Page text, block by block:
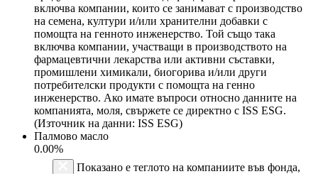
включва компании, които се занимават с производство
на семена, култури и/или хранителни добавки с
помощта на генното инженерство. Той също така
включва компании, участващи в производството на
фармацевтични лекарства или активни съставки,
промишлени химикали, биогорива и/или други
потребителски продукти с помощта на генно
инженерство. Ако имате въпроси относно данните на
компанията, моля, свържете се директно с ISS ESG.
(Източник на данни: ISS ESG)
Палмово масло
0.00%
Показано е теглото на компаниите във фонда,